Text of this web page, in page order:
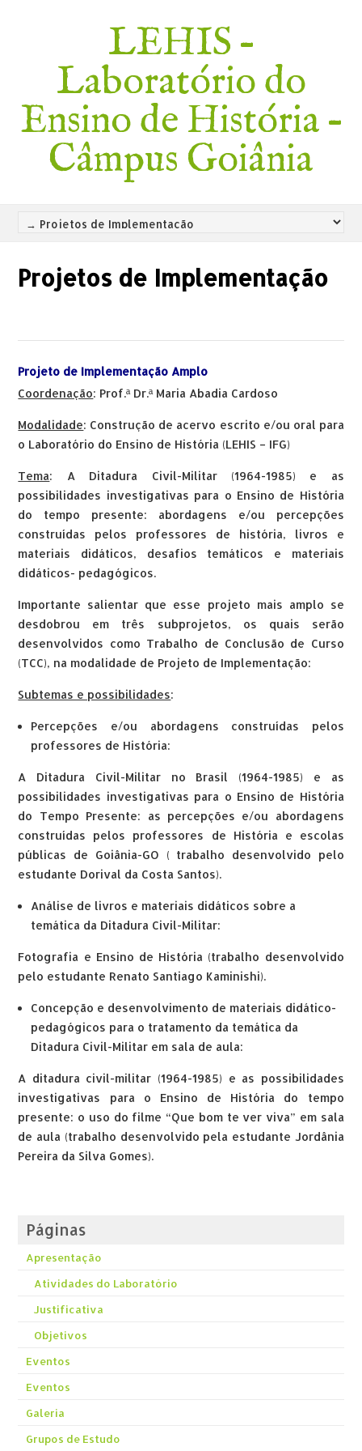
LEHIS –
Laboratório do
Ensino de História –
Câmpus Goiânia
Projetos de Implementação
Projeto de Implementação Amplo
Coordenação: Prof.ª Dr.ª Maria Abadia Cardoso
Modalidade: Construção de acervo escrito e/ou oral para
o Laboratório do Ensino de História (LEHIS – IFG)
Tema: A Ditadura Civil-Militar (1964-1985) e as
possibilidades investigativas para o Ensino de História
do tempo presente: abordagens e/ou percepções
construídas pelos professores de história, livros e
materiais didáticos, desafios temáticos e materiais
didáticos- pedagógicos.
Importante salientar que esse projeto mais amplo se
desdobrou em três subprojetos, os quais serão
desenvolvidos como Trabalho de Conclusão de Curso
(TCC), na modalidade de Projeto de Implementação:
Subtemas e possibilidades:
Percepções e/ou abordagens construídas pelos
professores de História:
A Ditadura Civil-Militar no Brasil (1964-1985) e as
possibilidades investigativas para o Ensino de História
do Tempo Presente: as percepções e/ou abordagens
construídas pelos professores de História e escolas
públicas de Goiânia-GO ( trabalho desenvolvido pelo
estudante Dorival da Costa Santos).
Análise de livros e materiais didáticos sobre a
temática da Ditadura Civil-Militar:
Fotografia e Ensino de História (trabalho desenvolvido
pelo estudante Renato Santiago Kaminishi).
Concepção e desenvolvimento de materiais didático-
pedagógicos para o tratamento da temática da
Ditadura Civil-Militar em sala de aula:
A ditadura civil-militar (1964-1985) e as possibilidades
investigativas para o Ensino de História do tempo
presente: o uso do filme “Que bom te ver viva” em sala
de aula (trabalho desenvolvido pela estudante Jordânia
Pereira da Silva Gomes).
Páginas
Apresentação
Atividades do Laboratório
Justificativa
Objetivos
Eventos
Eventos
Galeria
Grupos de Estudo